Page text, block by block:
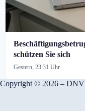
schützen Sie sich
Gestern, 23:31 Uhr
Copyright © 2026 –